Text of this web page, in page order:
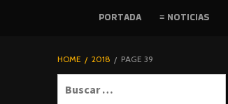
PELICULAS
BLOGHORROR
⋆
PORTADA ≡ NOTICIAS
HOME 2018 PAGE 39